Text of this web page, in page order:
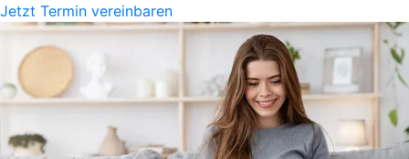
Jetzt Termin vereinbaren